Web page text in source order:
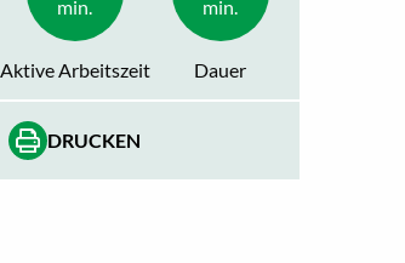
min.
Aktive Arbeitszeit
min.
Dauer
DRUCKEN